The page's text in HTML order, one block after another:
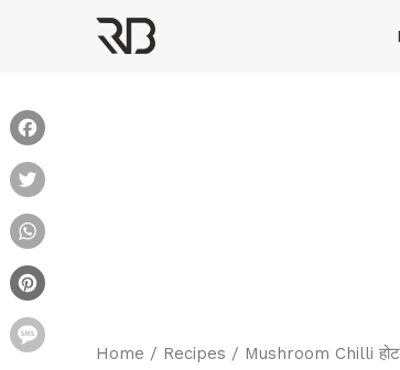
Home / Recipes / Mushroom Chilli
Message